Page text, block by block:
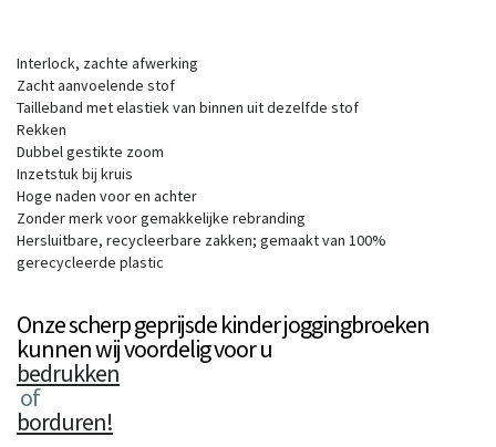
Interlock, zachte afwerking
Zacht aanvoelende stof
Tailleband met elastiek van binnen uit dezelfde stof
Rekken
Dubbel gestikte zoom
Inzetstuk bij kruis
Hoge naden voor en achter
Zonder merk voor gemakkelijke rebranding
Hersluitbare, recycleerbare zakken; gemaakt van 100%
gerecycleerde plastic
Onze scherp geprijsde kinder joggingbroeken
kunnen wij voordelig voor u
bedrukken
of
borduren!